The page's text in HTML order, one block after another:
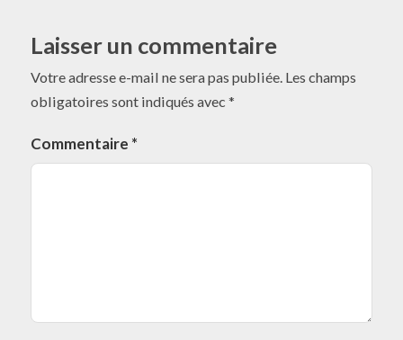
Laisser un commentaire
Votre adresse e-mail ne sera pas publiée. Les champs
obligatoires sont indiqués avec *
Commentaire *